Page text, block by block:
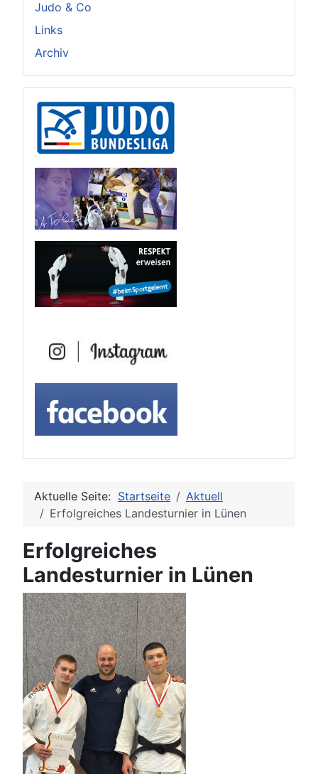
Judo & Co
Links
Archiv
Aktuelle Seite: Startseite
Aktuell
Erfolgreiches Landesturnier in Lünen
Erfolgreiches
Landesturnier in Lünen